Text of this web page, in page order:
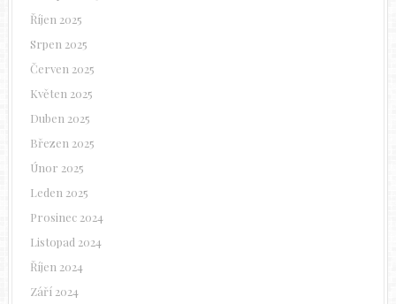
Říjen 2025
Srpen 2025
Červen 2025
Květen 2025
Duben 2025
Březen 2025
Únor 2025
Leden 2025
Prosinec 2024
Listopad 2024
Říjen 2024
Září 2024